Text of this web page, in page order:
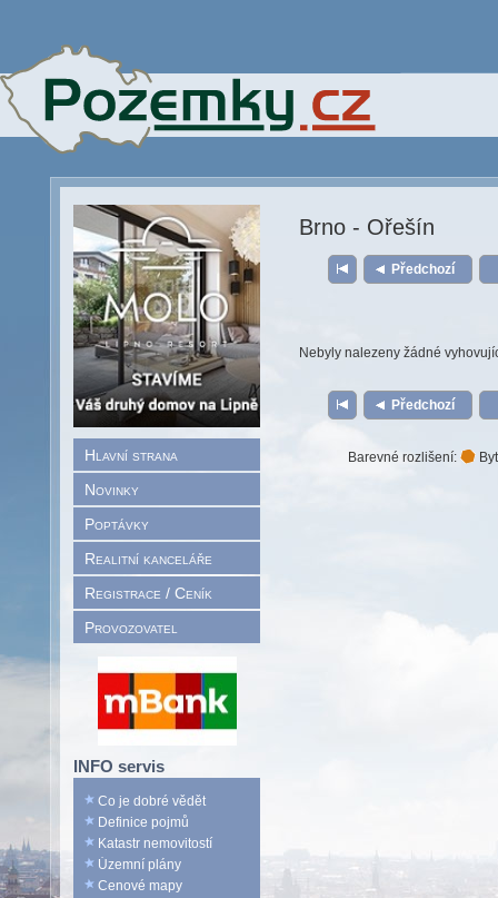
Hlavní strana
Novinky
Poptávky
Realitní kanceláře
Registrace / Ceník
Provozovatel
INFO servis
Co je dobré vědět
Definice pojmů
Katastr nemovitostí
Územní plány
Cenové mapy
Brno - Ořešín
Předchozí
Nebyly nalezeny žádné
Předchozí
Barevné rozlišení: